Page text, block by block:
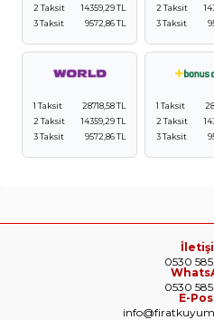
2 Taksit
14359,29 TL
3 Taksit
9572,86 TL
2 Taksit
3 Taksit
1 Taksit
28718,58 TL
2 Taksit
14359,29 TL
3 Taksit
9572,86 TL
1 Taksit
2 Taksit
3 Taksit
0530 585
0530 585
E-